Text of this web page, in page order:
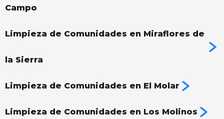
Campo
Limpieza de Comunidades en Miraflores de
la Sierra
Limpieza de Comunidades en El Molar
Limpieza de Comunidades en Los Molinos